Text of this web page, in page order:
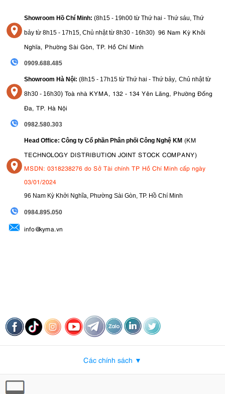
Showroom Hồ Chí Minh: (8h15 - 19h00 từ Thứ hai - Thứ sáu, Thứ
bảy từ 8h15 - 17h15, Chủ nhật từ 8h30 - 16h30) 96 Nam Kỳ Khởi
Nghĩa, Phường Sài Gòn, TP. Hồ Chí Minh
0909.688.485
Showroom Hà Nội: (8h15 - 17h15 từ Thứ hai - Thứ bảy, Chủ nhật từ
8h30 - 16h30) Toà nhà KYMA, 132 - 134 Yên Lãng, Phường Đống
Đa, TP. Hà Nội
0982.580.303
Head Office: Công ty Cổ phần Phân phối Công Nghệ KM (KM
TECHNOLOGY DISTRIBUTION JOINT STOCK COMPANY)
MSDN: 0318238276 do Sở Tài chính TP Hồ Chí Minh cấp ngày
03/01/2024
96 Nam Kỳ Khởi Nghĩa, Phường Sài Gòn, TP. Hồ Chí Minh
0984.895.050
info@kyma.vn
Các chính sách ▼